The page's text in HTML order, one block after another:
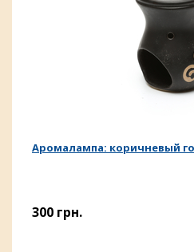
Аромалампа: коричневый
300 грн.